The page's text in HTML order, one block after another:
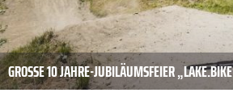
GROSSE 10 JAHRE-JUBILÄUMSFEIER „LAKE.BIKE“